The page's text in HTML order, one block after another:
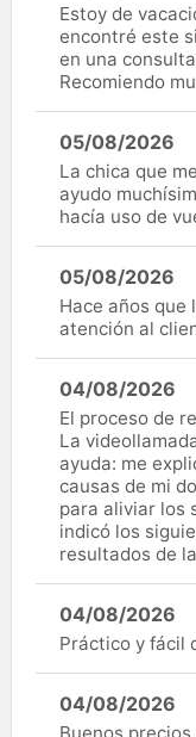
Estoy de
encontré este
en una
Recomiendo
05/08/2026
La chica que
ayudo
hacía uso de
05/08/2026
Hace años que
atención al
04/08/2026
El proceso de
La
ayuda: me
causas de mi
para aliviar los
indicó los
resultados de
04/08/2026
Práctico y fácil
04/08/2026
Buenos